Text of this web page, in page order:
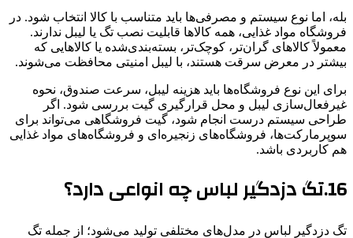
بله، اما نوع سیستم و مصرفی‌ها باید متناسب با کالا انتخاب شود. در
فروشگاه مواد غذایی، همه کالاها قابلیت نصب تگ یا لیبل ندارند.
معمولاً کالاهای گران‌تر، کوچک‌تر، بسته‌بندی‌شده یا کالاهایی که
بیشتر در معرض سرقت هستند، با لیبل امنیتی محافظت می‌شوند.
برای این نوع فروشگاه‌ها باید هزینه لیبل، سرعت صندوق، نحوه
غیرفعال‌سازی لیبل و محل قرارگیری گیت بررسی شود. اگر
طراحی سیستم درست انجام شود، گیت فروشگاهی می‌تواند برای
سوپرمارکت‌ها، فروشگاه‌های زنجیره‌ای و فروشگاه‌های مواد غذایی
هم کاربردی باشد.
16.تگ دزدگیر لباس چه انواعی دارد؟
تگ دزدگیر لباس در مدل‌های مختلفی تولید می‌شود؛ از جمله تگ